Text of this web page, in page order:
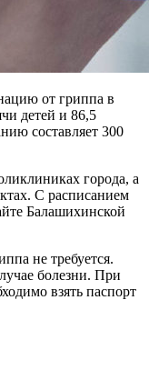
от гриппа в
детей и 86,5
составляет 300
города, а
С расписанием
Балашихинской
не требуется.
болезни. При
взять паспорт